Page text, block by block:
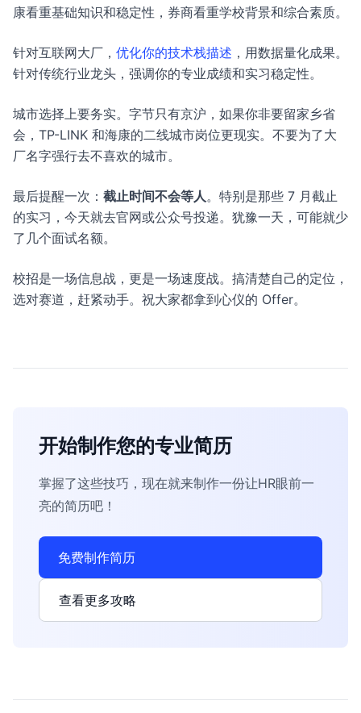
康看重基础知识和稳定性，券商看重学校背景和综合素质。
针对互联网大厂， 优化你的技术栈描述 ，用数据量化成果。
针对传统行业龙头，强调你的专业成绩和实习稳定性。
城市选择上要务实。字节只有京沪，如果你非要留家乡省
会，TP-LINK 和海康的二线城市岗位更现实。不要为了大
厂名字强行去不喜欢的城市。
最后提醒一次： 截止时间不会等人。特别是那些 7 月截止
的实习，今天就去官网或公众号投递。犹豫一天，可能就少
了几个面试名额。
校招是一场信息战，更是一场速度战。搞清楚自己的定位，
选对赛道，赶紧动手。祝大家都拿到心仪的 Offer。
开始制作您的专业简历
掌握了这些技巧，现在就来制作一份让HR眼前一
亮的简历吧！
免费制作简历
查看更多攻略